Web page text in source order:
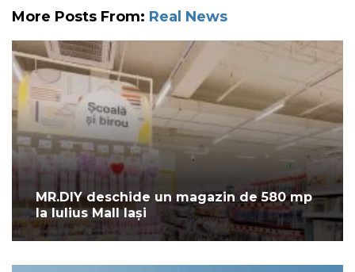
More Posts From: Real News
MR.DIY deschide un magazin de 580 mp
la Iulius Mall Iași